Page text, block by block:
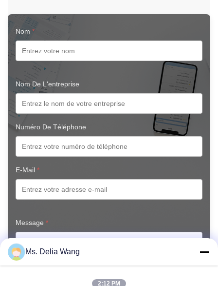
Nom *
Nom De L'entreprise
Numéro De Téléphone
E-Mail *
Message *
Ms. Delia Wang
2:12 PM